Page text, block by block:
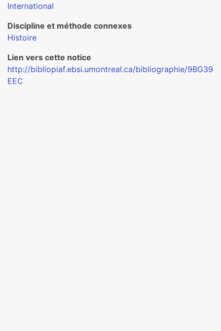
International
Discipline et méthode connexes
Histoire
Lien vers cette notice
http://bibliopiaf.ebsi.umontreal.ca/bibliographie/9BG39
EEC